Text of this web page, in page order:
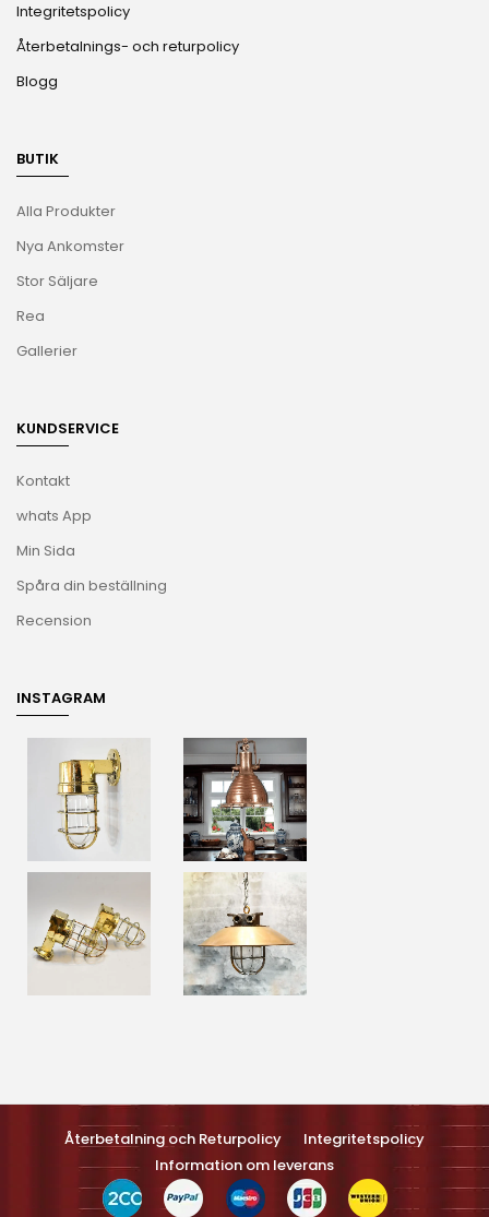
Integritetspolicy
Återbetalnings- och returpolicy
Blogg
BUTIK
Alla Produkter
Nya Ankomster
Stor Säljare
Rea
Gallerier
KUNDSERVICE
Kontakt
whats App
Min Sida
Spåra din beställning
Recension
INSTAGRAM
Återbetalning och Returpolicy
Integritetspolicy
Information om leverans
Turns on site high speed to be attractive feller people and search
engines.